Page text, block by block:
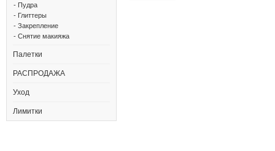
- Пудра
- Глиттеры
- Закрепление
- Снятие макияжа
Палетки
РАСПРОДАЖА
Уход
Лимитки